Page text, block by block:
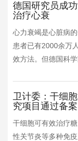
德国研究员成
治疗心衰
心力衰竭是心脏病
患者已有2000余万
效方法。但德国科
卫计委：干细
究项目通过备案
干细胞可有效治疗
性关节炎等多种免